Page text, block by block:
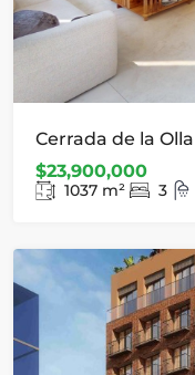
Cerrada de la
$23,900,000
1037 m² 3